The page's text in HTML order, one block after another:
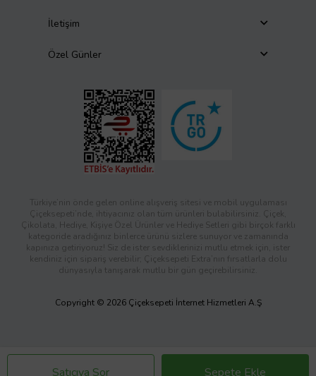
Satıcıya Sor Sepete Ekle
İletişim
Özel Günler
Türkiye’nin önde gelen online alışveriş sitesi ve mobil uygulaması
Çiçeksepeti’nde, ihtiyacınız olan tüm ürünleri bulabilirsiniz. Çiçek,
Çikolata, Hediye, Kişiye Özel Ürünler ve Hediye Setleri gibi birçok farklı
kategoride aradığınız binlerce ürünü sizlere sunuyor ve zamanında
kapınıza getiriyoruz! Siz de ister sevdiklerinizi mutlu etmek için, ister
kendiniz için sipariş verebilir; Çiçeksepeti Extra’nın fırsatlarla dolu
dünyasıyla tanışarak mutlu bir gün geçirebilirsiniz.
Copyright © 2026 Çiçeksepeti İnternet Hizmetleri A.Ş